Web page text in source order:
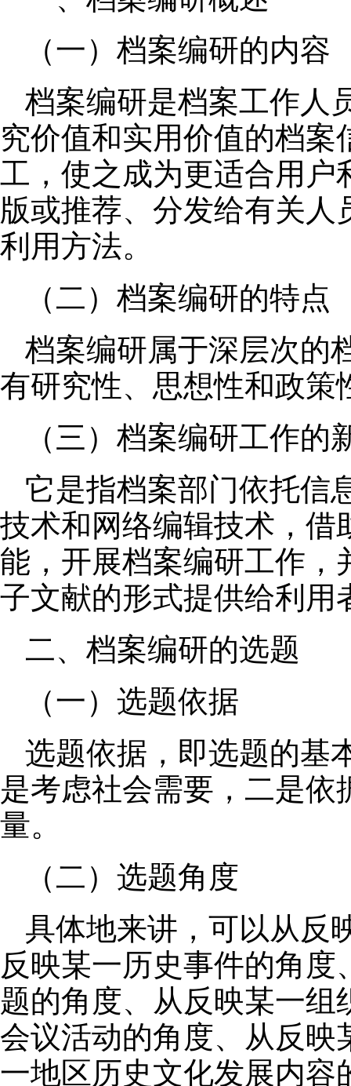
（一）档案编研的内容
档案编研是档案工作人
究价值和实用价值的档
工，使之成为更适合用户
版或推荐、分发给有关
利用方法。
（二）档案编研的特点
档案编研属于深层次的
有研究性、思想性和政
（三）档案编研工作
它是指档案部门依托信
技术和网络编辑技术，借
能，开展档案编研工作，
子文献的形式提供给利用
二、档案编研的选题
（一）选题依据
选题依据，即选题的基
是考虑社会需要，二是
量。
（二）选题角度
具体地来讲，可以从反
反映某一历史事件的角
题的角度、从反映某一
会议活动的角度、从反映
一地区历史文化发展内